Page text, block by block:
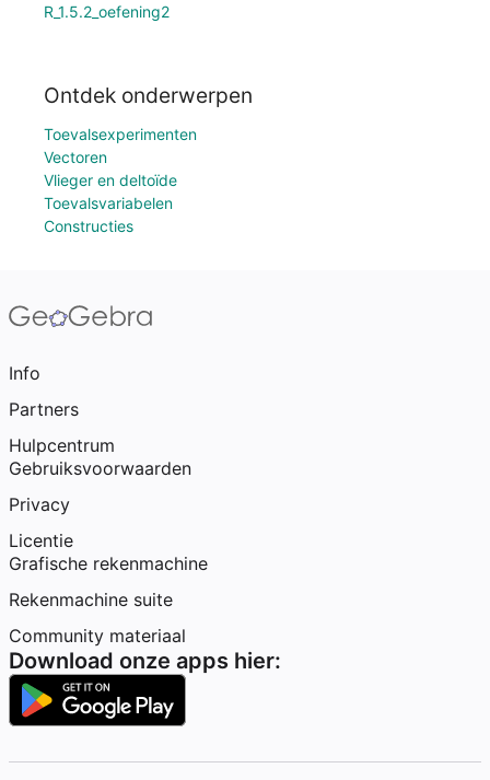
R_1.5.2_oefening2
Ontdek onderwerpen
Toevalsexperimenten
Vectoren
Vlieger en deltoïde
Toevalsvariabelen
Constructies
Info
Partners
Hulpcentrum
Gebruiksvoorwaarden
Privacy
Licentie
Grafische rekenmachine
Rekenmachine suite
Community materiaal
Download onze apps hier: